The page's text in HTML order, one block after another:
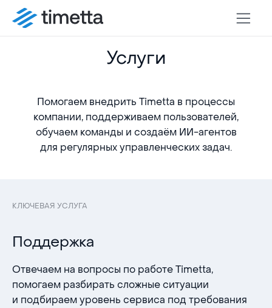
Услуги
Помогаем внедрить Timetta в процессы
компании, поддерживаем пользователей,
обучаем команды и создаём ИИ-агентов
для регулярных управленческих задач.
КЛЮЧЕВАЯ УСЛУГА
Поддержка
Отвечаем на вопросы по работе Timetta,
помогаем разбирать сложные ситуации
и подбираем уровень сервиса под требования